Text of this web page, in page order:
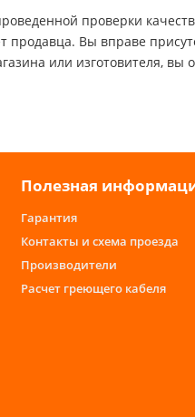
проверки
продавца. Вы вправе
или изготовителя,
Полезная
Гарантия
Контакты и схема проезда
Производители
Расчет греющего кабеля